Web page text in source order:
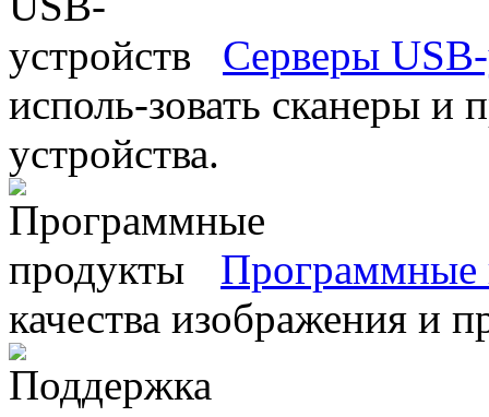
Серверы
исполь-зовать сканеры и
устройства.
Программные
качества изображения и